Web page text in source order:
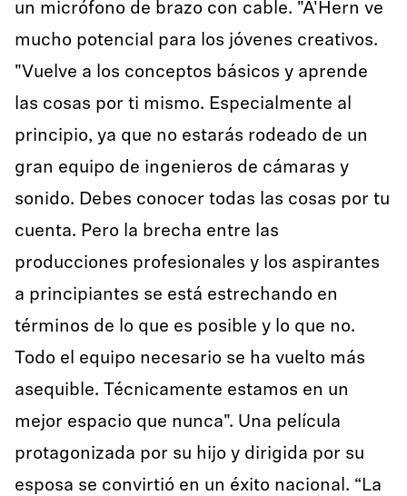
un micrófono de brazo con cable. "A'Hern ve
mucho potencial para los jóvenes creativos.
"Vuelve a los conceptos básicos y aprende
las cosas por ti mismo. Especialmente al
principio, ya que no estarás rodeado de un
gran equipo de ingenieros de cámaras y
sonido. Debes conocer todas las cosas por tu
cuenta. Pero la brecha entre las
producciones profesionales y los aspirantes
a principiantes se está estrechando en
términos de lo que es posible y lo que no.
Todo el equipo necesario se ha vuelto más
asequible. Técnicamente estamos en un
mejor espacio que nunca". Una película
protagonizada por su hijo y dirigida por su
esposa se convirtió en un éxito nacional. “La